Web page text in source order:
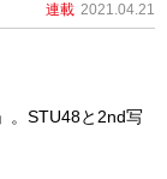
連載 2021.04.21
。STU48と2nd写